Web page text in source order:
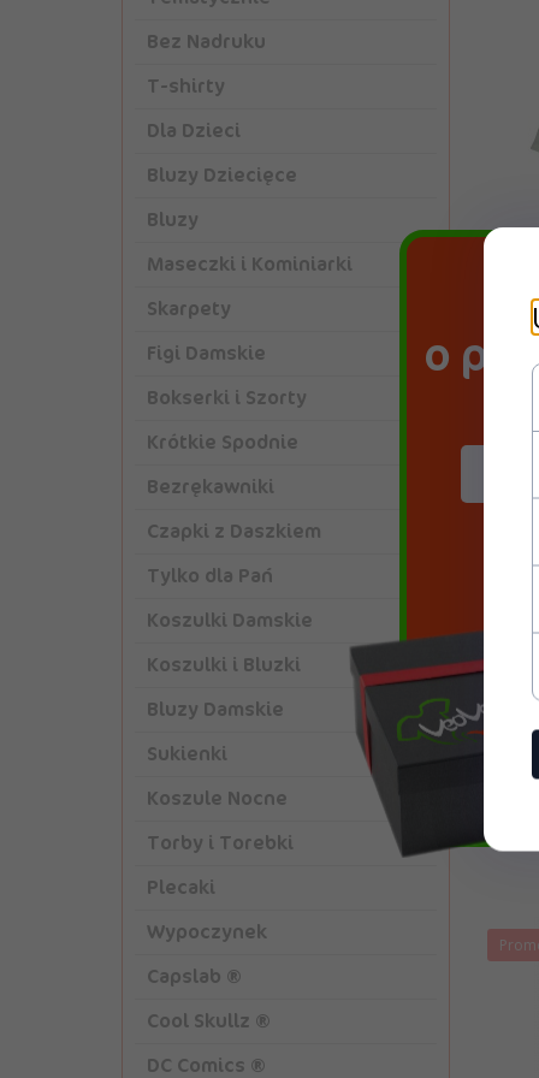
Bez Nadruku
T-shirty
Dla Dzieci
Bluzy Dziecięce
Bluzy
Maseczki i Kominiarki
Skarpety
Figi Damskie
Bokserki i Szorty
Krótkie Spodnie
Bezrękawniki
Czapki z Daszkiem
Tylko dla Pań
Koszulki Damskie
Koszulki i Bluzki
Bluzy Damskie
Sukienki
Koszule Nocne
Torby i Torebki
Plecaki
Wypoczynek
Capslab ®
Cool Skullz ®
DC Comics ®
Red
o